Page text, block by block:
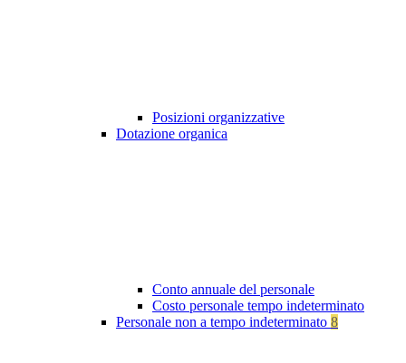
Posizioni organizzative
Dotazione organica
Conto annuale del personale
Costo personale tempo indeterminato
Personale non a tempo indeterminato 8